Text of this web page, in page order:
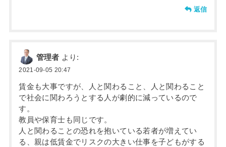
返信
管理者 より:
2021-09-05 20:47
賃金も大事ですが、人と関わること、人と関わること
で社会に関わろうとする人が劇的に減っているので
す。
教員や保育士も同じです。
人と関わることの恐れを抱いている若者が増えてい
る、親は低賃金でリスクの大きい仕事を子どもがする